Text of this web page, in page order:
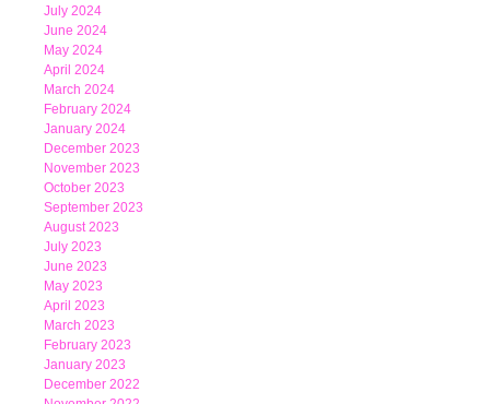
July 2024
June 2024
May 2024
April 2024
March 2024
February 2024
January 2024
December 2023
November 2023
October 2023
September 2023
August 2023
July 2023
June 2023
May 2023
April 2023
March 2023
February 2023
January 2023
December 2022